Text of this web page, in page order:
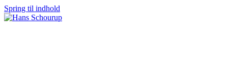
Spring til indhold